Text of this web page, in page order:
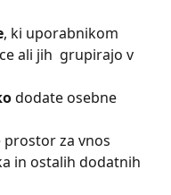
, ki uporabnikom
ali jih  grupirajo v
dodate osebne
prostor za vnos
in ostalih dodatnih